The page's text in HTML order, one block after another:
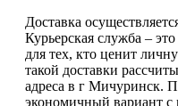
Доставка
Курьерская служба –
для тех, кто ценит
такой доставки
адреса в г Мичуринск.
экономичный вариант с